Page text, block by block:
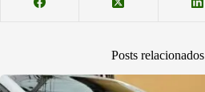
Posts relacionados